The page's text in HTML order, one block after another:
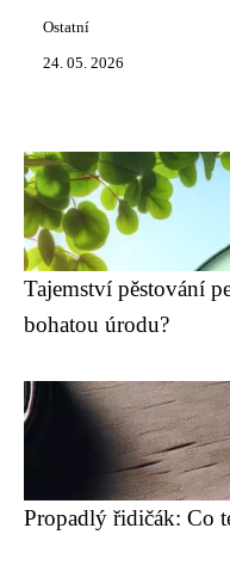
Ostatní
24. 05. 2026
Tajemství pěstování
bohatou úrodu?
Propadlý řidičák: Co